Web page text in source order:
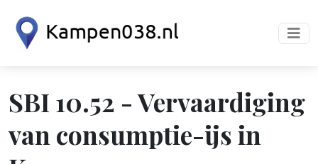
SBI 10.52 - Vervaardiging
van consumptie-ijs in